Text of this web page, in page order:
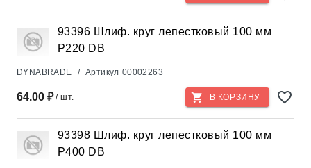
93396 Шлиф. круг лепестковый 100 мм
Р220 DB
DYNABRADE / Артикул 00002263
64.00 ₽/ шт. В КОРЗИНУ
93398 Шлиф. круг лепестковый 100 мм
Р400 DB